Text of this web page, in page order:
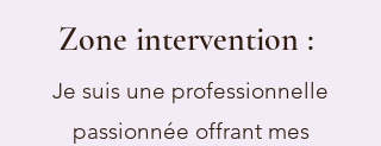
Zone intervention :
Je suis une professionnelle
passionnée offrant mes